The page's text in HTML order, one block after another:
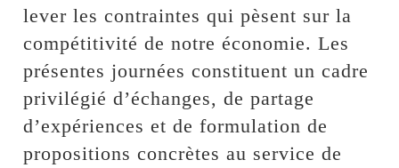
lever les contraintes qui pèsent sur la
compétitivité de notre économie. Les
présentes journées constituent un cadre
privilégié d’échanges, de partage
d’expériences et de formulation de
propositions concrètes au service de